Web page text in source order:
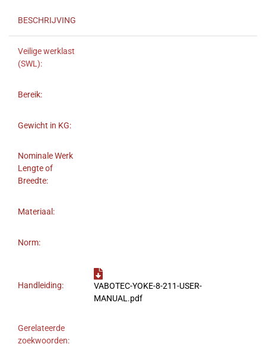
BESCHRIJVING
Veilige werklast
(SWL):
Bereik:
Gewicht in KG:
Nominale Werk
Lengte of
Breedte:
Materiaal:
Norm:
Handleiding:
VABOTEC-YOKE-8-211-USER-
MANUAL.pdf
Gerelateerde
zoekwoorden: